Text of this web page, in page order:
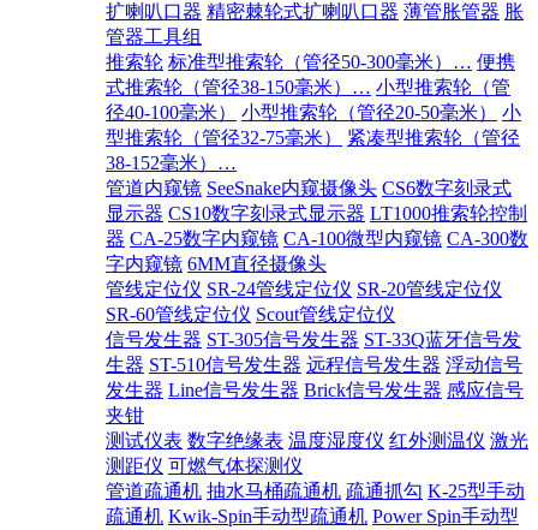
扩喇叭口器 精密棘轮式扩喇叭口器 薄管胀管器 胀
管器工具组
推索轮 标准型推索轮（管径50-300毫米）… 便携
式推索轮（管径38-150毫米）… 小型推索轮（管
径40-100毫米）
小型推索轮（管径20-50毫米）
小
型推索轮（管径32-75毫米）
紧凑型推索轮（管径
38-152毫米）…
管道内窥镜 SeeSnake内窥摄像头 CS6数字刻录式
显示器 CS10数字刻录式显示器 LT1000推索轮控制
器 CA-25数字内窥镜 CA-100微型内窥镜 CA-300数
字内窥镜 6MM直径摄像头
管线定位仪 SR-24管线定位仪 SR-20管线定位仪
SR-60管线定位仪 Scout管线定位仪
信号发生器 ST-305信号发生器 ST-33Q蓝牙信号发
生器 ST-510信号发生器 远程信号发生器 浮动信号
发生器 Line信号发生器 Brick信号发生器 感应信号
夹钳
测试仪表 数字绝缘表 温度湿度仪 红外测温仪 激光
测距仪 可燃气体探测仪
管道疏通机 抽水马桶疏通机 疏通抓勾 K-25型手动
疏通机 Kwik-Spin手动型疏通机 Power Spin手动型